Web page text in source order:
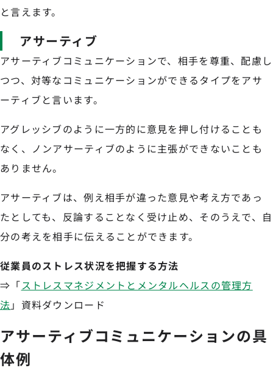
と言えます。
アサーティブ
アサーティブコミュニケーションで、相手を尊重、配慮し
つつ、対等なコミュニケーションができるタイプをアサ
ーティブと言います。
アグレッシブのように一方的に意見を押し付けることも
なく、ノンアサーティブのように主張ができないことも
ありません。
アサーティブは、例え相手が違った意見や考え方であっ
たとしても、反論することなく受け止め、そのうえで、自
分の考えを相手に伝えることができます。
従業員のストレス状況を把握する方法
⇒「ストレスマネジメントとメンタルヘルスの管理方
法 」資料ダウンロード
アサーティブコミュニケーションの具
体例